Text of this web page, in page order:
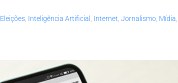
Eleições Inteligência Artificial Internet Jornalismo Mídia